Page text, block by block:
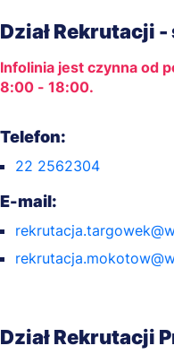
Dział Rekrutacji
Infolinia jest czynna od
8:00 - 18:00.
Telefon:
22 2562304
E-mail:
Dział Rekrutacji